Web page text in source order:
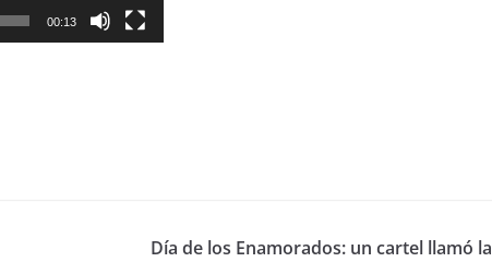
00:13
Día de los Enamorados: un cartel llamó la